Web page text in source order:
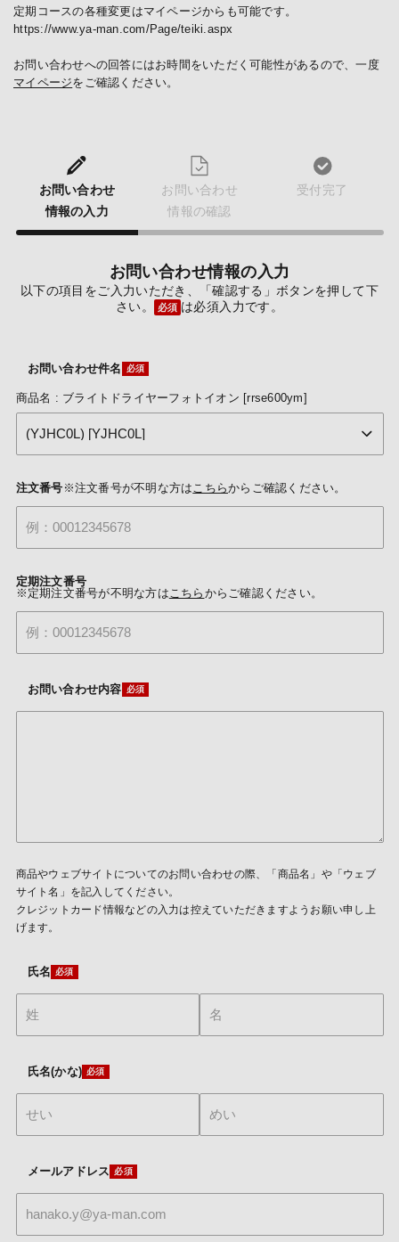
定期コースの各種変更はマイページからも可能です。
https://www.ya-man.com/Page/teiki.aspx
お問い合わせへの回答にはお時間をいただく可能性があるので、一度
マイページをご確認ください。
お問い合わせ
情報の入力
お問い合わせ
情報の確認
受付完了
お問い合わせ情報の入力
以下の項目をご入力いただき、「確認する」ボタンを押して下
さい。
必須 は必須入力です。
お問い合わせ件名
商品名 : ブライトドライヤーフォトイオン [rrse600ym]
注文番号 ※注文番号が不明な方は こちらからご確認ください。
定期注文番号
※定期注文番号が不明な方は こちら からご確認ください。
お問い合わせ内容
商品やウェブサイトについてのお問い合わせの際、「商品名」や「ウェブ
サイト名」を記入してください。
クレジットカード情報などの入力は控えていただきますようお願い申し上
げます。
氏名
氏名(かな)
メールアドレス